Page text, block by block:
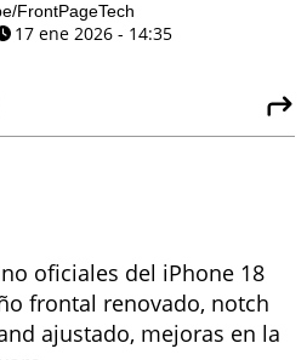
FrontPageTech
17 ene 2026 - 14:35
oficiales del iPhone 18
frontal renovado, notch
ajustado, mejoras en la